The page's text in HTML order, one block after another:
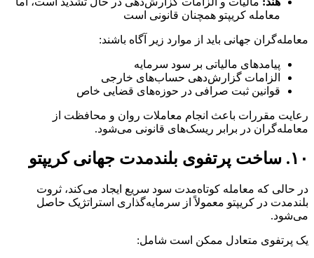
معامله کریپتو همچنان قانونی است
معامله‌گران جهانی باید از موارد زیر آگاه باشند:
پیامدهای مالیاتی بر سود سرمایه
الزامات گزارش‌دهی حساب‌های خارجی
قوانین ثبت صرافی در حوزه‌های قضایی خاص
رعایت مقررات باعث انجام معاملات روان و محافظت از
معامله‌گران در برابر ریسک‌های قانونی می‌شود.
۱۰. ساخت پرتفوی بلندمدت جهانی کریپتو
در حالی که معامله کوتاه‌مدت سود سریع ایجاد می‌کند، ثروت
بلندمدت در کریپتو معمولاً از سرمایه‌گذاری استراتژیک حاصل
می‌شود.
یک پرتفوی متعادل ممکن است شامل: